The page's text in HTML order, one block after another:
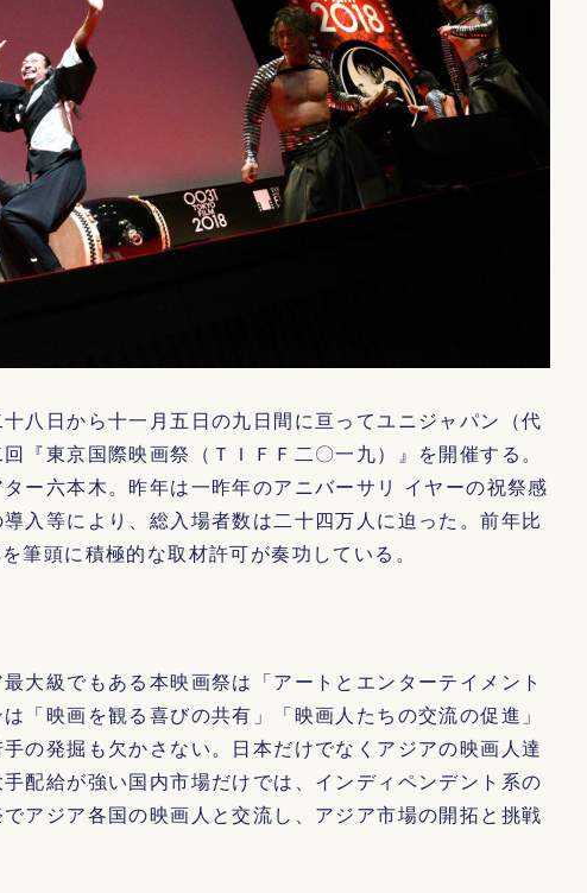
八日から十一月五日の九日間に亘ってユニジャパン（代
『東京国際映画祭（ＴＩＦＦ二〇一九）』を開催する。
ー六本木。昨年は一昨年のアニバーサリ イヤーの祝祭感
入等により、総入場者数は二十四万人に迫った。前年比
筆頭に積極的な取材許可が奏功している。
大級でもある本映画祭は「アートとエンターテイメント
「映画を観る喜びの共有」「映画人たちの交流の促進」
の発掘も欠かさない。日本だけでなくアジアの映画人達
配給が強い国内市場だけでは、インディペンデント系の
アジア各国の映画人と交流し、アジア市場の開拓と挑戦